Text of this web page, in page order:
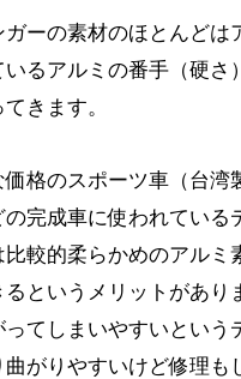
ーの素材のほとんどは
るアルミの番手（硬さ
きます。
格のスポーツ車（台湾
完成車に使われている
較的柔らかめのアルミ
というメリットがあり
てしまいやすいという
がりやすいけど修理も